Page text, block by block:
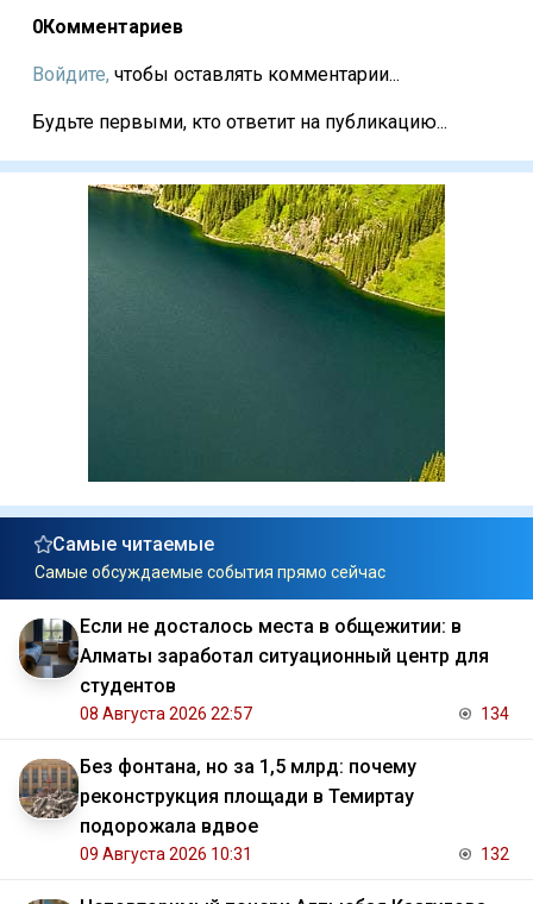
0Комментариев
Войдите, чтобы оставлять комментарии...
Будьте первыми, кто ответит на публикацию...
Самые читаемые
Самые обсуждаемые события прямо сейчас
Если не досталось места в общежитии: в
Алматы заработал ситуационный центр для
студентов
08 Августа 2026 22:57 134
Без фонтана, но за 1,5 млрд: почему
реконструкция площади в Темиртау
подорожала вдвое
09 Августа 2026 10:31 132